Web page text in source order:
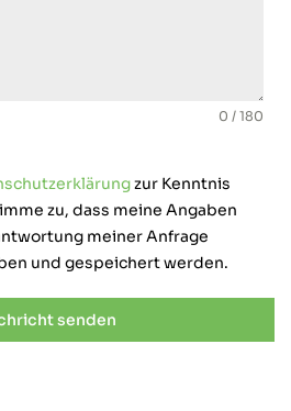
0 / 180
zur Kenntnis
zu, dass meine Angaben
meiner Anfrage
und gespeichert werden.
senden